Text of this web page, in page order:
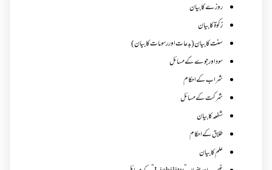
روزے کا بیان
زکوة کابیان
سنت کا بیان (بدعات اور رسومات کا بیان)
سود اور جوے کے مسائل
شراب کے احکام
شرکت کے مسائل
شفعہ کا بیان
طلاق کے احکام
علم کا بیان